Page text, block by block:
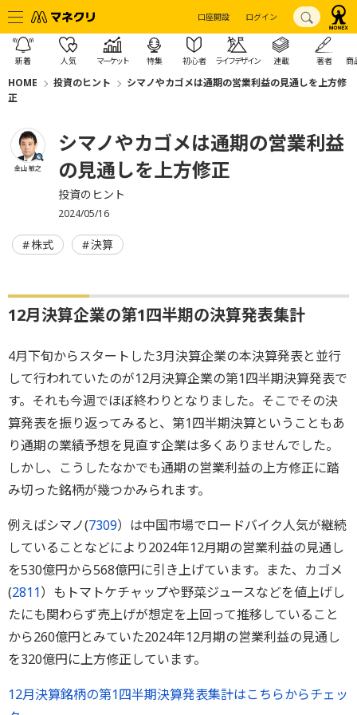
口座開設 ログイン
新着 人気 マーケット 特集 初心者 ライフデザイン 連載 著者 商
HOME 投資のヒント
シマノやカゴメは通期の営業利益の見通しを上方修
正
金山 敏之
シマノやカゴメは通期の営業利益
の見通しを上方修正
投資のヒント
2024/05/16
株式 決算
12月決算企業の第1四半期の決算発表集計
4月下旬からスタートした3月決算企業の本決算発表と並行
して行われていたのが12月決算企業の第1四半期決算発表で
す。それも今週でほぼ終わりとなりました。そこでその決
算発表を振り返ってみると、第1四半期決算ということもあ
り通期の業績予想を見直す企業は多くありませんでした。
しかし、こうしたなかでも通期の営業利益の上方修正に踏
み切った銘柄が幾つかみられます。
例えばシマノ(7309）は中国市場でロードバイク人気が継続
していることなどにより2024年12月期の営業利益の見通し
を530億円から568億円に引き上げています。また、カゴメ
(2811）もトマトケチャップや野菜ジュースなどを値上げし
たにも関わらず売上げが想定を上回って推移していること
から260億円とみていた2024年12月期の営業利益の見通し
を320億円に上方修正しています。
12月決算銘柄の第1四半期決算発表集計はこちらからチェッ